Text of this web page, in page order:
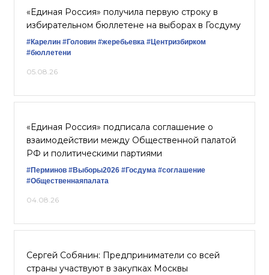
«Единая Россия» получила первую строку в
избирательном бюллетене на выборах в Госдуму
#Карелин #Головин #жеребьевка #Центризбирком
#бюллетени
05.08.26
«Единая Россия» подписала соглашение о
взаимодействии между Общественной палатой
РФ и политическими партиями
#Перминов #Выборы2026 #Госдума #соглашение
#Общественнаяпалата
04.08.26
Сергей Собянин: Предприниматели со всей
страны участвуют в закупках Москвы